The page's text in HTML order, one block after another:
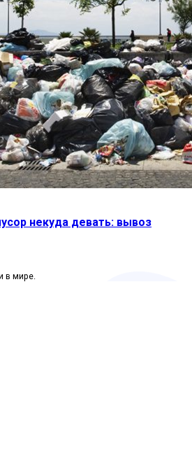
некуда девать: вывоз
в мире.